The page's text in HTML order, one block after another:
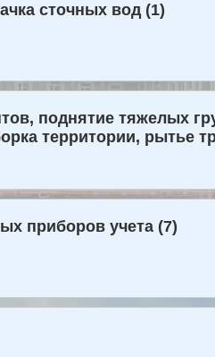
сточных вод (1)
поднятие тяжелых
территории, рытье
приборов учета (7)